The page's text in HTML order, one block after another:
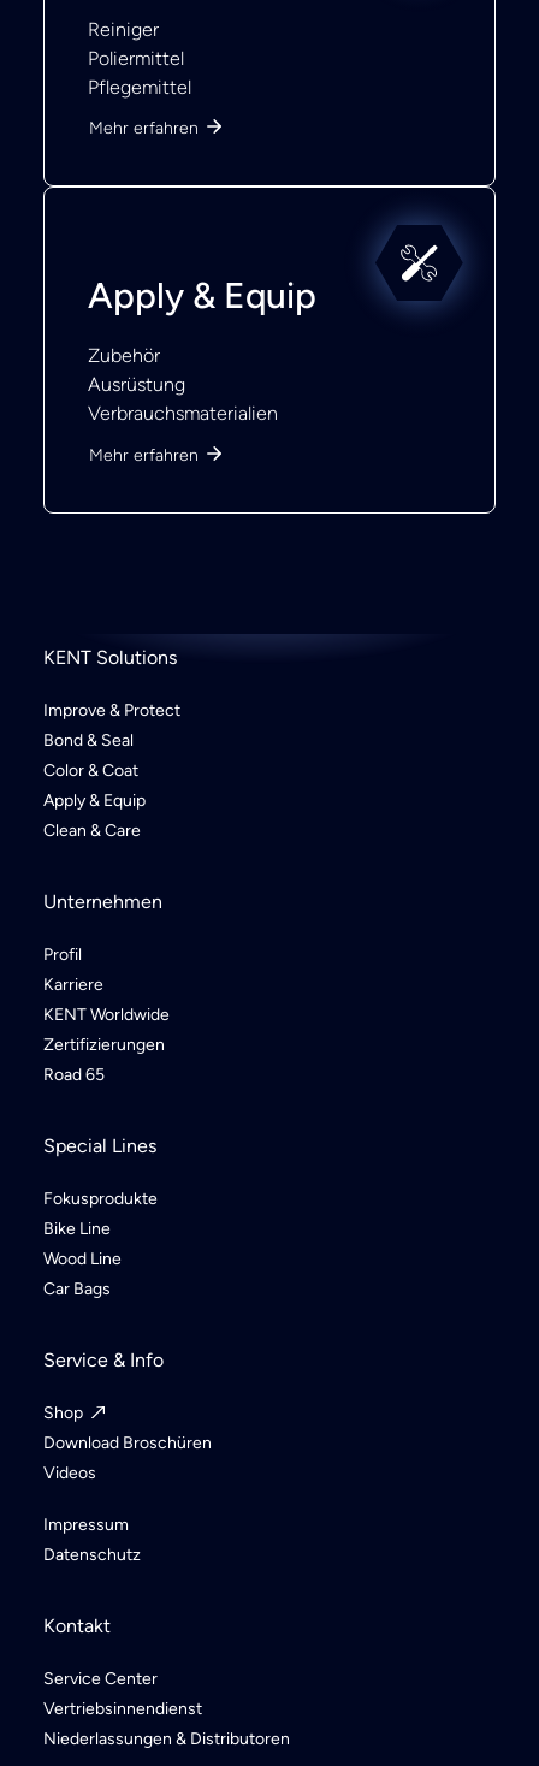
Reiniger
Poliermittel
Pflegemittel
Mehr erfahren
Apply & Equip
Zubehör
Ausrüstung
Verbrauchsmaterialien
Mehr erfahren
KENT Solutions
Improve & Protect
Bond & Seal
Color & Coat
Apply & Equip
Clean & Care
Unternehmen
Profil
Karriere
KENT Worldwide
Zertifizierungen
Road 65
Special Lines
Fokusprodukte
Bike Line
Wood Line
Car Bags
Service & Info
Shop
Download Broschüren
Videos
Impressum
Datenschutz
Kontakt
Service Center
Vertriebsinnendienst
Niederlassungen & Distributoren